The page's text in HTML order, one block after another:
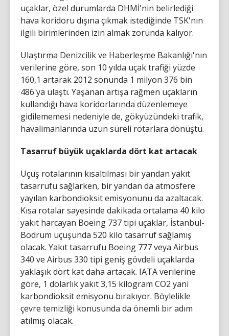
uçaklar, özel durumlarda DHMİ'nin belirlediği
hava koridoru dışına çıkmak istediğinde TSK'nın
ilgili birimlerinden izin almak zorunda kalıyor.
Ulaştırma Denizcilik ve Haberleşme Bakanlığı'nın
verilerine göre, son 10 yılda uçak trafiği yüzde
160,1 artarak 2012 sonunda 1 milyon 376 bin
486'ya ulaştı. Yaşanan artışa rağmen uçakların
kullandığı hava koridorlarında düzenlemeye
gidilememesi nedeniyle de, gökyüzündeki trafik,
havalimanlarında uzun süreli rötarlara dönüştü.
Tasarruf büyük uçaklarda dört kat artacak
Uçuş rotalarının kısaltılması bir yandan yakıt
tasarrufu sağlarken, bir yandan da atmosfere
yayılan karbondioksit emisyonunu da azaltacak.
Kısa rotalar sayesinde dakikada ortalama 40 kilo
yakıt harcayan Boeing 737 tipi uçaklar, İstanbul-
Bodrum uçuşunda 520 kilo tasarruf sağlamış
olacak. Yakıt tasarrufu Boeing 777 veya Airbus
340 ve Airbus 330 tipi geniş gövdeli uçaklarda
yaklaşık dört kat daha artacak. IATA verilerine
göre, 1 dolarlık yakıt 3,15 kilogram CO2 yani
karbondioksit emisyonu bırakıyor. Böylelikle
çevre temizliği konusunda da önemli bir adım
atılmış olacak.